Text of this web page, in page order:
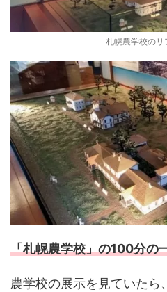
札幌農学校のリ
「札幌農学校」の100分の
農学校の展示を見ていたら